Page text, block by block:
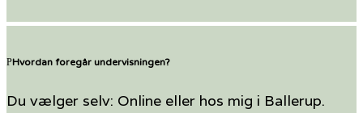
Hvordan foregår undervisningen?
Du vælger selv: Online eller hos mig i Ballerup.